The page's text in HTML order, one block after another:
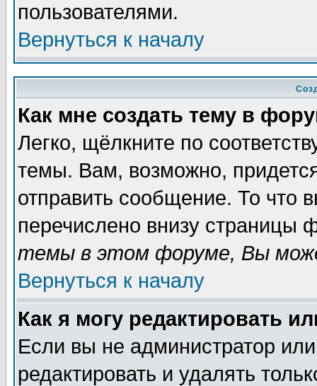
пользователями.
Вернуться к началу
Как мне создать тему в
Легко, щёлкните по
темы. Вам, возможно,
отправить сообщение. То что
перечислено внизу страницы
темы в этом форуме, Вы
Вернуться к началу
Как я могу редактировать
Если вы не администратор
редактировать и удалять